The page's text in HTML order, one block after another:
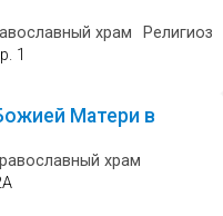
храм
1
Матери в
храм